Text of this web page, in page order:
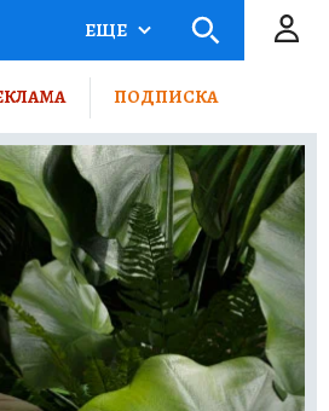
О КП
ЕЩЕ
ПОДПИСКА